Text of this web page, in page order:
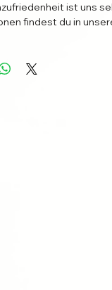
ist uns
findest du in